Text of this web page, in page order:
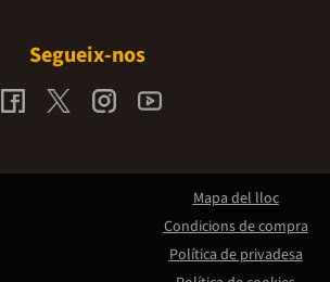
Segueix-nos
Mapa del lloc
Condicions de compra
Política de privadesa